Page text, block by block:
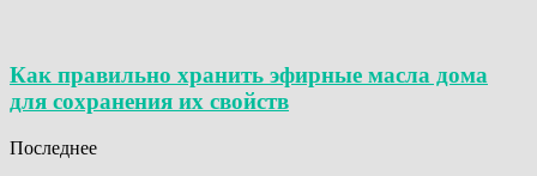
Как правильно хранить эфирные масла дома
для сохранения их свойств
Последнее